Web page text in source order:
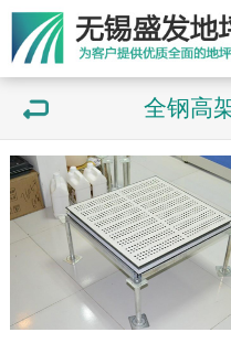
全钢高